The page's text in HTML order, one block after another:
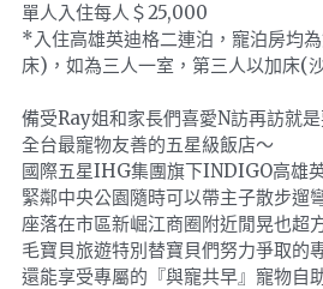
單人入住每人＄25,000
*入住高雄英迪格二連泊，寵泊房均
床)，如為三人一室，第三人以加床(
備受Ray姐和家長們喜愛N訪再訪就是
全台最寵物友善的五星級飯店～
國際五星IHG集團旗下INDIGO高雄
緊鄰中央公園隨時可以帶主子散步遛
座落在市區新崛江商圈附近閒晃也超
毛寶貝旅遊特別替寶貝們努力爭取的
還能享受專屬的『與寵共早』寵物自